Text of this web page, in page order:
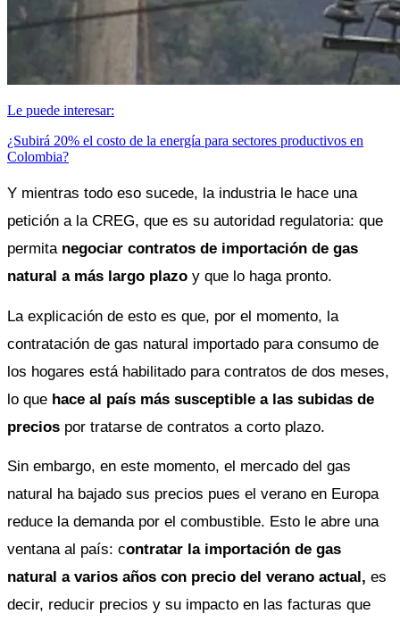
Le puede interesar:
¿Subirá 20% el costo de la energía para sectores productivos en
Colombia?
Y mientras todo eso sucede, la industria le hace una
petición a la CREG, que es su autoridad regulatoria: que
permita negociar contratos de importación de gas
natural a más largo plazo y que lo haga pronto.
La explicación de esto es que, por el momento, la
contratación de gas natural importado para consumo de
los hogares está habilitado para contratos de dos meses,
lo que hace al país más susceptible a las subidas de
precios por tratarse de contratos a corto plazo.
Sin embargo, en este momento, el mercado del gas
natural ha bajado sus precios pues el verano en Europa
reduce la demanda por el combustible. Esto le abre una
ventana al país: contratar la importación de gas
natural a varios años con precio del verano actual, es
decir, reducir precios y su impacto en las facturas que